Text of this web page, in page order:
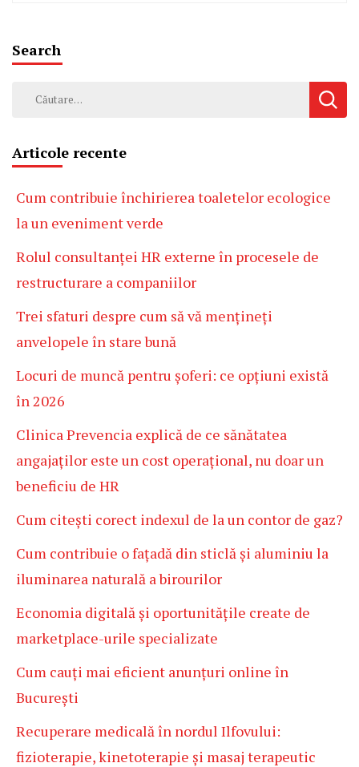
Search
Caută
Articole recente
Cum contribuie închirierea toaletelor ecologice
la un eveniment verde
Rolul consultanței HR externe în procesele de
restructurare a companiilor
Trei sfaturi despre cum să vă mențineți
anvelopele în stare bună
Locuri de muncă pentru șoferi: ce opțiuni există
în 2026
Clinica Prevencia explică de ce sănătatea
angajaților este un cost operațional, nu doar un
beneficiu de HR
Cum citești corect indexul de la un contor de gaz?
Cum contribuie o fațadă din sticlă și aluminiu la
iluminarea naturală a birourilor
Economia digitală și oportunitățile create de
marketplace-urile specializate
Cum cauți mai eficient anunțuri online în
București
Recuperare medicală în nordul Ilfovului:
fizioterapie, kinetoterapie și masaj terapeutic